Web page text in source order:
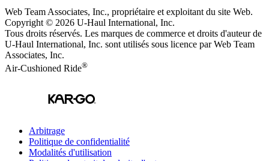
Web Team Associates, Inc., propriétaire et exploitant du site Web.
Copyright © 2026 U-Haul International, Inc.
Tous droits réservés. Les marques de commerce et droits d'auteur de
U-Haul International, Inc. sont utilisés sous licence par Web Team
Associates, Inc.
Air-Cushioned Ride®
Arbitrage
Politique de confidentialité
Modalités d'utilisation